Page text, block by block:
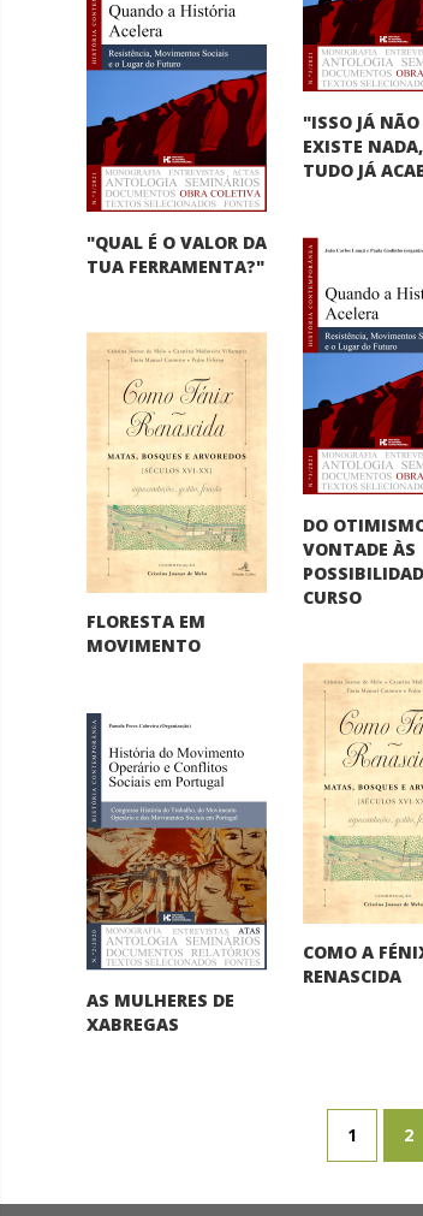
"ISSO JÁ NÃO
EXISTE
TUDO JÁ
"QUAL É O VALOR DA
TUA FERRAMENTA?"
DO
VONTADE ÀS
CURSO
FLORESTA EM
MOVIMENTO
COMO A
RENASCIDA
AS MULHERES DE
XABREGAS
1 2